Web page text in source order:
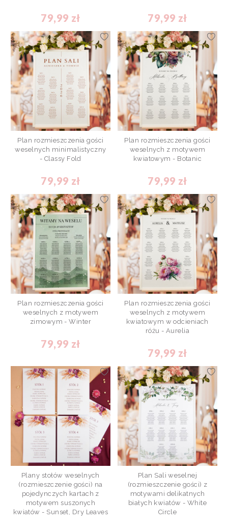
79,99 zł 79,99 zł
Plan rozmieszczenia gości
weselnych minimalistyczny
- Classy Fold
79,99 zł
Plan rozmieszczenia gości
weselnych z motywem
kwiatowym - Botanic
79,99 zł
Plan rozmieszczenia gości
weselnych z motywem
zimowym - Winter
79,99 zł
Plan rozmieszczenia gości
weselnych z motywem
kwiatowym w odcieniach
różu - Aurelia
79,99 zł
Plany stołów weselnych
(rozmieszczenie gości) na
pojedynczych kartach z
motywem suszonych
kwiatów - Sunset, Dry Leaves
Plan Sali weselnej
(rozmieszczenie gości) z
motywami delikatnych
białych kwiatów - White
Circle